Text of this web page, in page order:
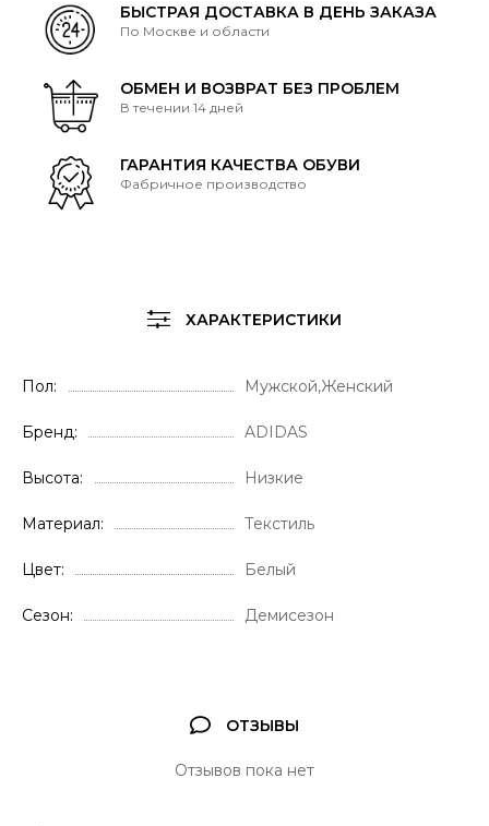
БЫСТРАЯ ДОСТАВКА В ДЕНЬ ЗАКАЗА
По Москве и области
ОБМЕН И ВОЗВРАТ БЕЗ ПРОБЛЕМ
В течении 14 дней
ГАРАНТИЯ КАЧЕСТВА ОБУВИ
Фабричное производство
ХАРАКТЕРИСТИКИ
Пол Мужской,Женский
Бренд ADIDAS
Высота Низкие
Материал Текстиль
Цвет Белый
Сезон Демисезон
ОТЗЫВЫ
Отзывов пока нет